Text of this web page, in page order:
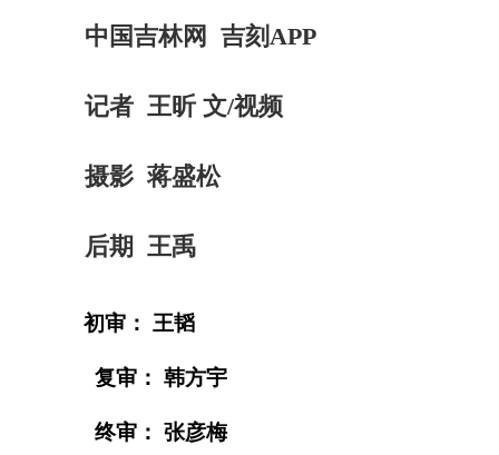
中国吉林网 吉刻APP
记者 王昕 文/视频
摄影 蒋盛松
后期 王禹
初审： 王韬
复审： 韩方宇
终审： 张彦梅